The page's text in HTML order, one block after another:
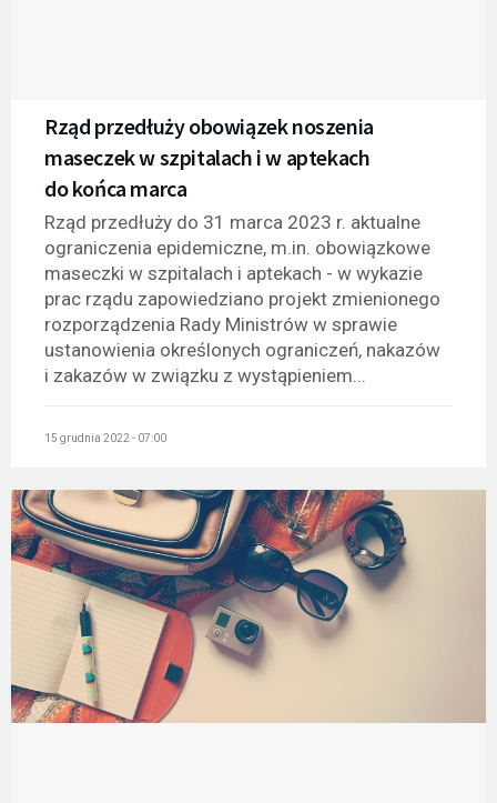
Rząd przedłuży obowiązek noszenia
maseczek w szpitalach i w aptekach
do końca marca
Rząd przedłuży do 31 marca 2023 r. aktualne
ograniczenia epidemiczne, m.in. obowiązkowe
maseczki w szpitalach i aptekach - w wykazie
prac rządu zapowiedziano projekt zmienionego
rozporządzenia Rady Ministrów w sprawie
ustanowienia określonych ograniczeń, nakazów
i zakazów w związku z wystąpieniem...
15 grudnia 2022 - 07:00